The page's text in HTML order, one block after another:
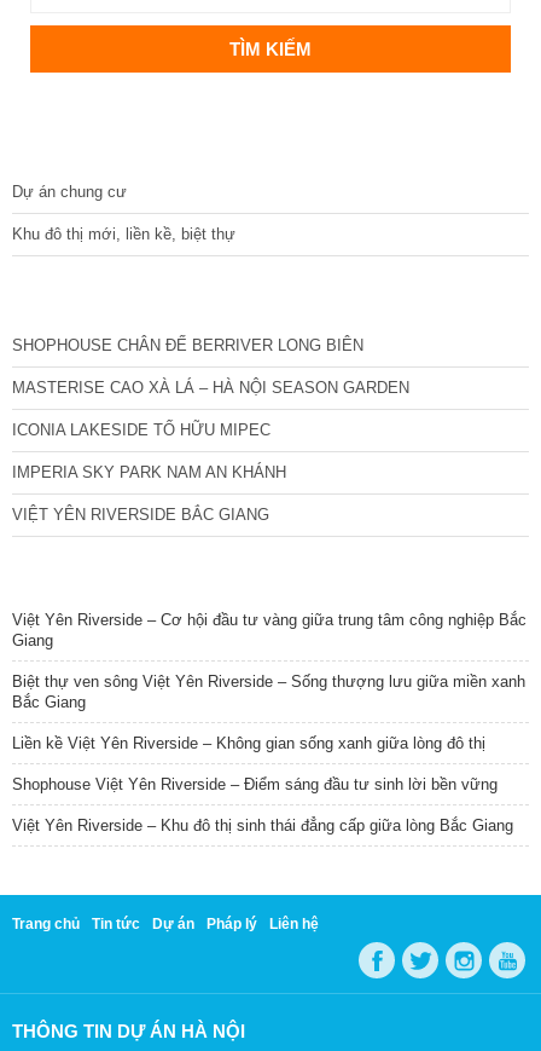
Dự án chung cư
Khu đô thị mới, liền kề, biệt thự
SHOPHOUSE CHÂN ĐẾ BERRIVER LONG BIÊN
MASTERISE CAO XÀ LÁ – HÀ NỘI SEASON GARDEN
ICONIA LAKESIDE TỐ HỮU MIPEC
IMPERIA SKY PARK NAM AN KHÁNH
VIỆT YÊN RIVERSIDE BẮC GIANG
Việt Yên Riverside – Cơ hội đầu tư vàng giữa trung tâm công nghiệp Bắc
Giang
Biệt thự ven sông Việt Yên Riverside – Sống thượng lưu giữa miền xanh
Bắc Giang
Liền kề Việt Yên Riverside – Không gian sống xanh giữa lòng đô thị
Shophouse Việt Yên Riverside – Điểm sáng đầu tư sinh lời bền vững
Việt Yên Riverside – Khu đô thị sinh thái đẳng cấp giữa lòng Bắc Giang
Trang chủ Tin tức Dự án Pháp lý Liên hệ
THÔNG TIN DỰ ÁN HÀ NỘI